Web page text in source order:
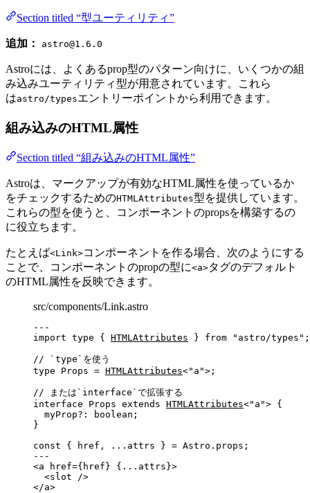
Section titled “型ユーティリティ”
追加： astro@1.6.0
Astroには、よくあるprop型のパターン向けに、いくつかの組
み込みユーティリティ型が用意されています。これら
はastro/typesエントリーポイントから利用できます。
組み込みのHTML属性
Section titled “組み込みのHTML属性”
Astroは、マークアップが有効なHTML属性を使っているか
をチェックするためのHTMLAttributes型を提供しています。
これらの型を使うと、コンポーネントのpropsを構築するの
に役立ちます。
たとえば<Link>コンポーネントを作る場合、次のようにする
ことで、コンポーネントのpropの型に<a>タグのデフォルト
のHTML属性を反映できます。
src/components/Link.astro
---
import type { HTMLAttributes } from " astro/types " ;
// `type`を使う
type Props = HTMLAttributes<" a ">;
// または`interface`で拡張する
interface Props extends HTMLAttributes<" a "> {
myProp?: boolean ;
}
const {
href , ... attrs } = Astro . props ;
---
<a href={ href} { ... attrs}>
<slot />
</a>